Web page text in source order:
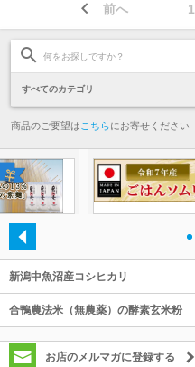
前へ 1
商品のご要望は こちらにお寄せください
新潟中魚沼産コシヒカリ
合鴨農法米（無農薬）の酵素玄米粉
お店のメルマガに登録する